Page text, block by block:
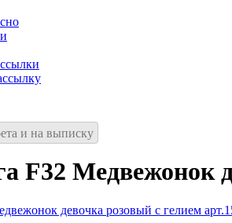
и на выписку
F32 Медвежонок